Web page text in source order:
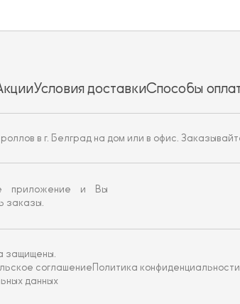
Условия доставкиСпособы
в г. Белград на дом или в офис.
приложение и Вы
заказы.
защищены.
соглашение Политика конфиденциальности
данных